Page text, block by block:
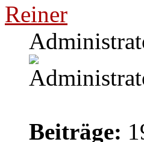
Reiner
Beiträge: